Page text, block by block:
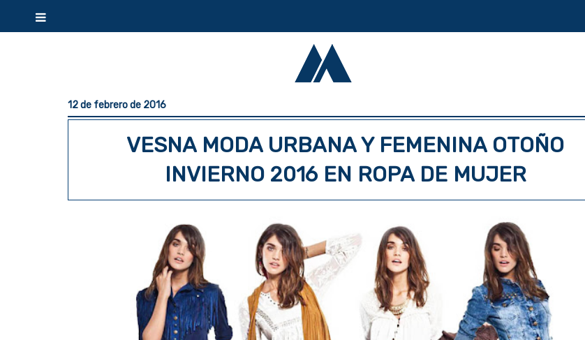
12 de febrero de 2016
VESNA MODA URBANA Y FEMENINA OTOÑO
INVIERNO 2016 EN ROPA DE MUJER